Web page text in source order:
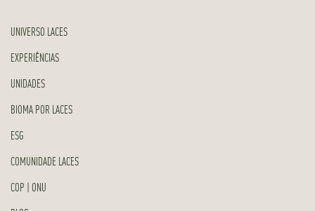
UNIVERSO LACES
EXPERIÊNCIAS
UNIDADES
BIOMA POR LACES
ESG
COMUNIDADE LACES
COP | ONU